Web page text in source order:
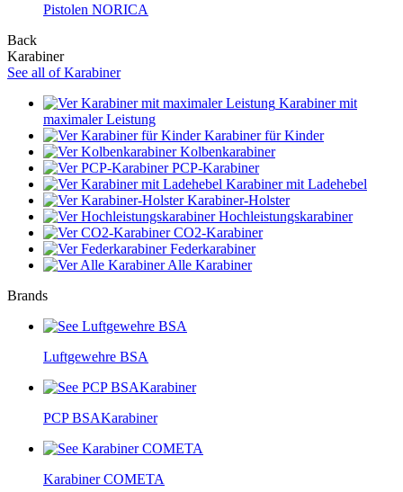
Pistolen NORICA
Back
Karabiner
See all of Karabiner
Karabiner mit
maximaler Leistung
Karabiner für Kinder
Kolbenkarabiner
PCP-Karabiner
Karabiner mit Ladehebel
Karabiner-Holster
Hochleistungskarabiner
CO2-Karabiner
Federkarabiner
Alle Karabiner
Brands
Luftgewehre BSA
PCP BSAKarabiner
Karabiner COMETA